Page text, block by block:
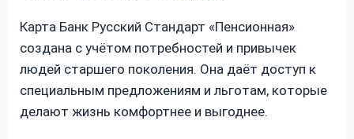
Карта Банк Русский Стандарт «Пенсионная»
создана с учётом потребностей и привычек
людей старшего поколения. Она даёт доступ к
специальным предложениям и льготам, которые
делают жизнь комфортнее и выгоднее.